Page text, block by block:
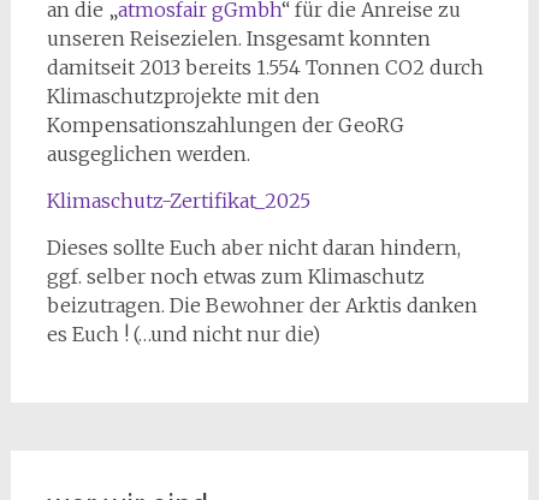
an die „atmosfair gGmbh“ für die Anreise zu
unseren Reisezielen. Insgesamt konnten
damitseit 2013 bereits 1.554 Tonnen CO2 durch
Klimaschutzprojekte mit den
Kompensationszahlungen der GeoRG
ausgeglichen werden.
Klimaschutz-Zertifikat_2025
Dieses sollte Euch aber nicht daran hindern,
ggf. selber noch etwas zum Klimaschutz
beizutragen. Die Bewohner der Arktis danken
es Euch ! (…und nicht nur die)